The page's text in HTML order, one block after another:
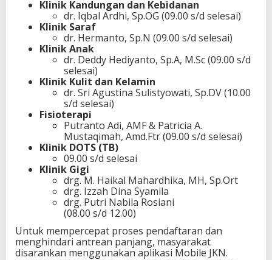
Klinik Kandungan dan Kebidanan
dr. Iqbal Ardhi, Sp.OG (09.00 s/d selesai)
Klinik Saraf
dr. Hermanto, Sp.N (09.00 s/d selesai)
Klinik Anak
dr. Deddy Hediyanto, Sp.A, M.Sc (09.00 s/d
selesai)
Klinik Kulit dan Kelamin
dr. Sri Agustina Sulistyowati, Sp.DV (10.00
s/d selesai)
Fisioterapi
Putranto Adi, AMF & Patricia A.
Mustaqimah, Amd.Ftr (09.00 s/d selesai)
Klinik DOTS (TB)
09.00 s/d selesai
Klinik Gigi
drg. M. Haikal Mahardhika, MH, Sp.Ort
drg. Izzah Dina Syamila
drg. Putri Nabila Rosiani
(08.00 s/d 12.00)
Untuk mempercepat proses pendaftaran dan
menghindari antrean panjang, masyarakat
disarankan menggunakan aplikasi Mobile JKN.